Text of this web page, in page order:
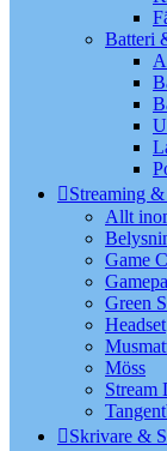
Batteri
Streaming
Allt
Game
Green
Headset
Möss
Stream
Skrivare &